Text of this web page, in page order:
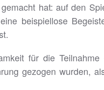
hat: auf den
beispiellose
für die
gezogen wurden,